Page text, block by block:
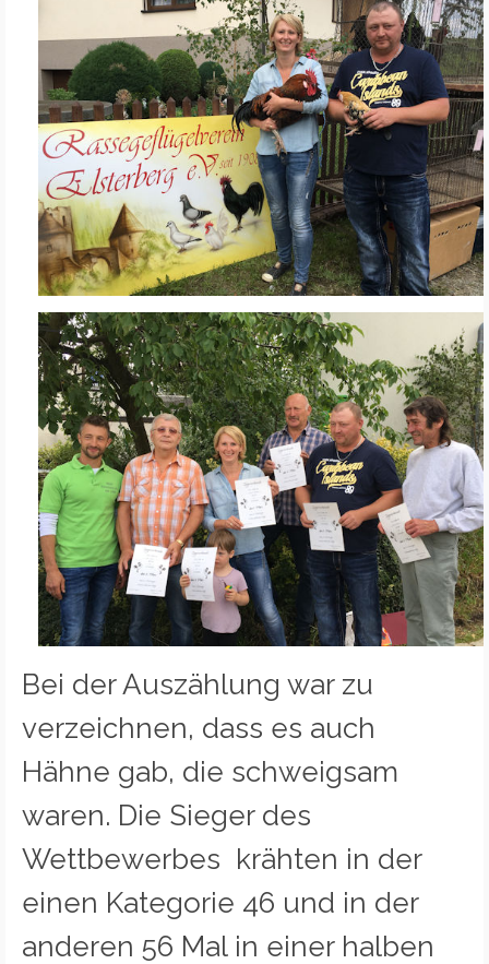
Bei der Auszählung war zu
verzeichnen, dass es auch
Hähne gab, die schweigsam
waren. Die Sieger des
Wettbewerbes krähten in der
einen Kategorie 46 und in der
anderen 56 Mal in einer halben